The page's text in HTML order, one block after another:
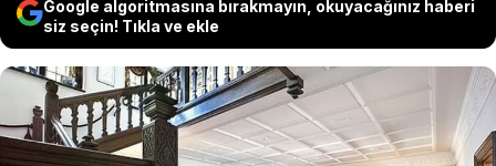
Google algoritmasına bırakmayın, okuyacağınız haberi
siz seçin! Tıkla ve ekle
Dünyaca ünlü İngiliz şarkıcı Adele'in altı ay